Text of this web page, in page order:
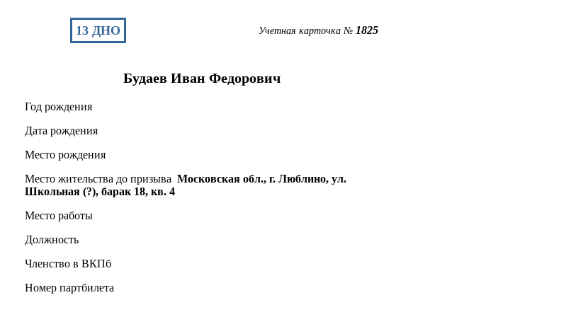
13 ДНО Учетная карточка № 1825
Будаев Иван Федорович
Год рождения
Дата рождения
Место рождения
Место жительства до призыва Московская обл., г. Люблино, ул.
Школьная (?), барак 18, кв. 4
Место работы
Должность
Членство в ВКПб
Номер партбилета